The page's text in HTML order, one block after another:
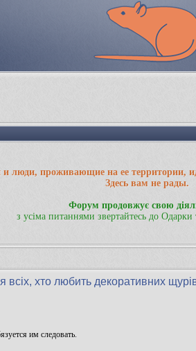
и люди, проживающие на ее территории,
Здесь вам не рады.
Форум продовжує свою
з усіма питаннями звертайтесь до Одарки
хто любить декоративних
им следовать.